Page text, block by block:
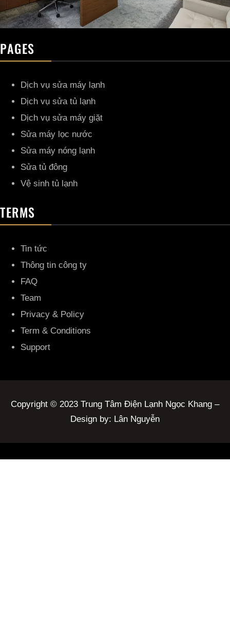
PAGES
Dịch vụ sửa máy lạnh
Dịch vụ sửa tủ lạnh
Dịch vụ sửa máy giặt
Sửa máy lọc nước
Sửa máy nóng lạnh
Sửa tủ đông
Vệ sinh tủ lạnh
TERMS
Tin tức
Thông tin công ty
FAQ
Team
Privacy & Policy
Term & Conditions
Support
Copyright © 2023 Trung Tâm Điện Lạnh Ngọc Khang –
Design by: Lân Nguyễn